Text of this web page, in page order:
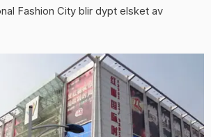
Fashion City blir dypt elsket av